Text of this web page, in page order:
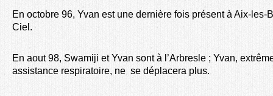
En octobre 96, Yvan est une dernière fois présent à Aix-les-
Ciel.
En aout 98, Swamiji et Yvan sont à l’Arbresle ; Yvan,
assistance respiratoire, ne se déplacera plus.